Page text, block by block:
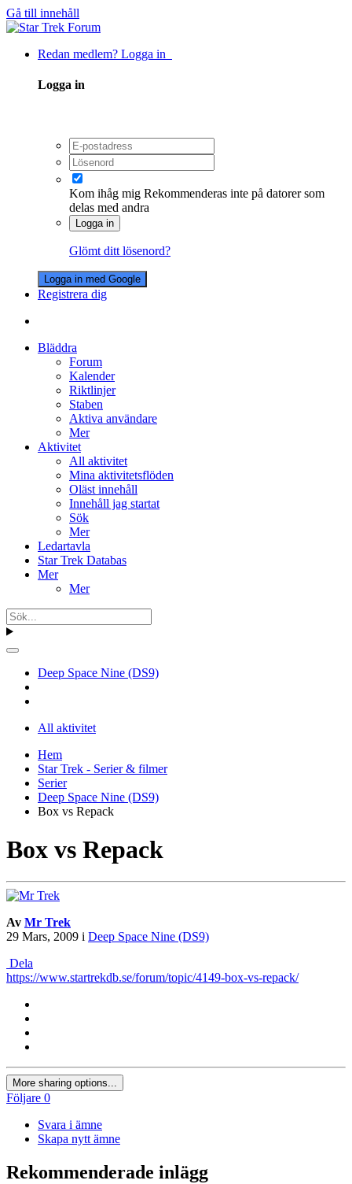
Gå till innehåll
Redan medlem? Logga in
Logga in
Kom ihåg mig Rekommenderas inte på datorer som
delas med andra
Logga in
Glömt ditt lösenord?
Logga in med Google
Registrera dig
Bläddra
Forum
Kalender
Riktlinjer
Staben
Aktiva användare
Mer
Aktivitet
All aktivitet
Mina aktivitetsflöden
Oläst innehåll
Innehåll jag startat
Sök
Mer
Ledartavla
Star Trek Databas
Mer
Mer
Deep Space Nine (DS9)
All aktivitet
Hem
Star Trek - Serier & filmer
Serier
Deep Space Nine (DS9)
Box vs Repack
Box vs Repack
Av Mr Trek
29 Mars, 2009 i Deep Space Nine (DS9)
Dela
https://www.startrekdb.se/forum/topic/4149-box-vs-repack/
More sharing options...
Följare 0
Svara i ämne
Skapa nytt ämne
Rekommenderade inlägg